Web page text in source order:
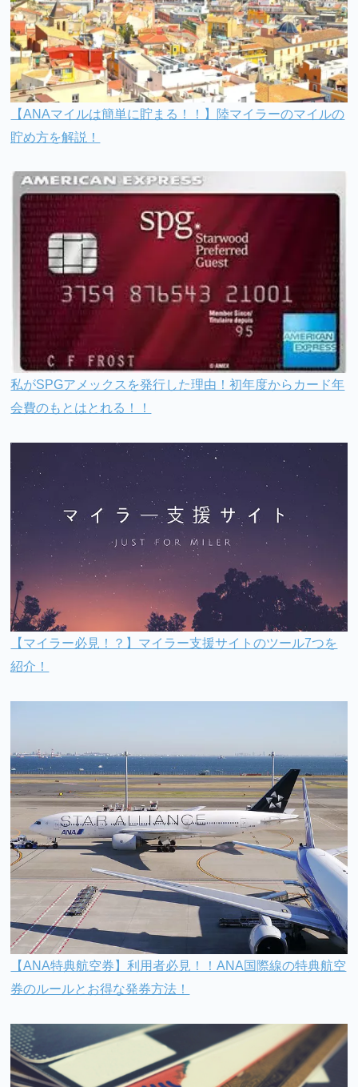
【ANAマイルは簡単に貯まる！！】陸マイラーのマイルの
貯め方を解説！
私がSPGアメックスを発行した理由！初年度からカード年
会費のもとはとれる！！
【マイラー必見！？】マイラー支援サイトのツール7つを
紹介！
【ANA特典航空券】利用者必見！！ANA国際線の特典航空
券のルールとお得な発券方法！